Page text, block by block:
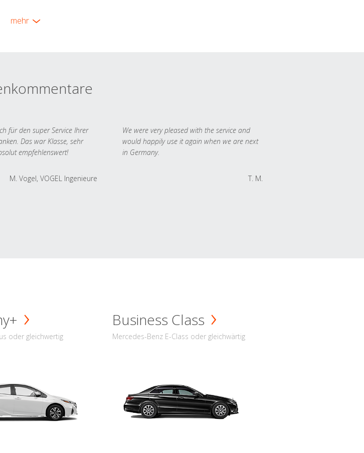
mehr
für den super Service Ihrer
Das war Klasse, sehr
empfehlenswert!
M. Vogel, VOGEL Ingenieure
We were very pleased with the service and
would happily use it again when we are next
in Germany.
T. M.
oder gleichwertig
Business Class
Mercedes-Benz E-Class oder gleichwärtig